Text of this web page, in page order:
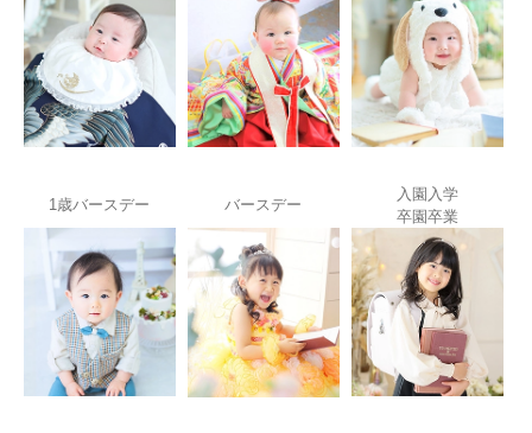
1歳バースデー バースデー
入園入学
卒園卒業